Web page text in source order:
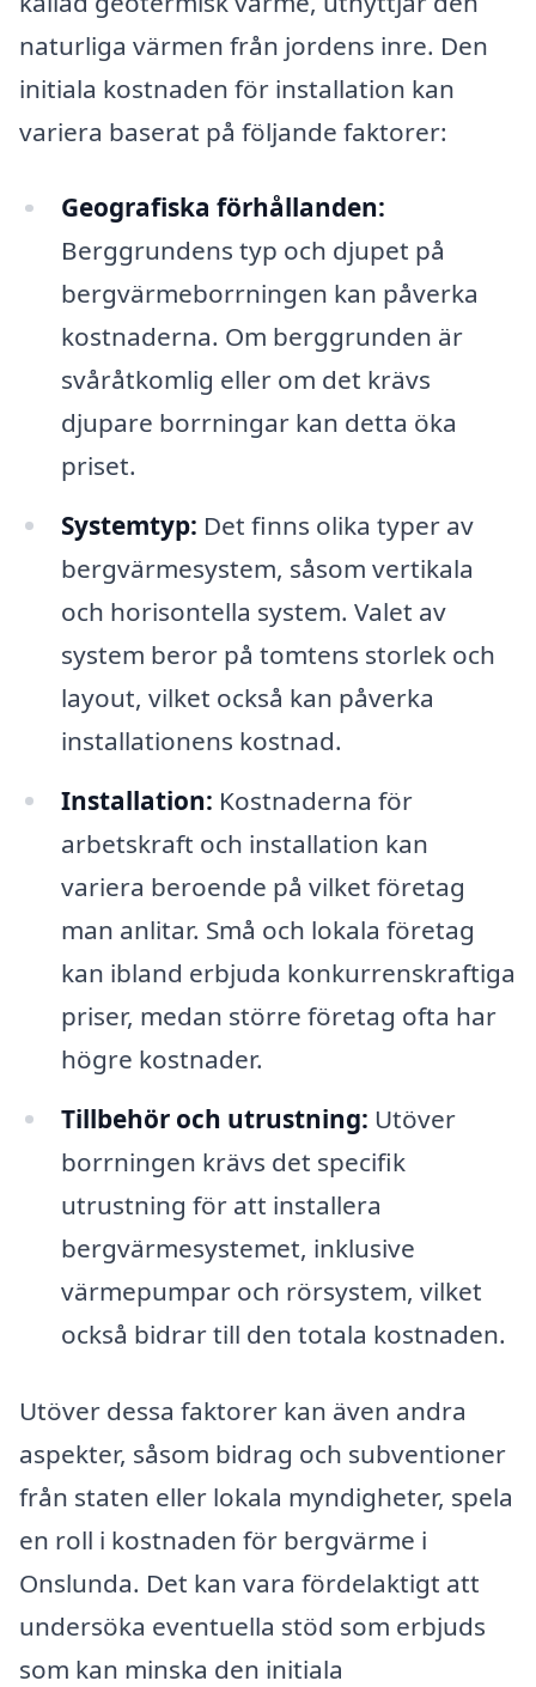
naturliga värmen från jordens inre. Den
initiala kostnaden för installation kan
variera baserat på följande faktorer:
Geografiska förhållanden:
Berggrundens typ och djupet på
bergvärmeborrningen kan påverka
kostnaderna. Om berggrunden är
svåråtkomlig eller om det krävs
djupare borrningar kan detta öka
priset.
Systemtyp: Det finns olika typer av
bergvärmesystem, såsom vertikala
och horisontella system. Valet av
system beror på tomtens storlek och
layout, vilket också kan påverka
installationens kostnad.
Installation: Kostnaderna för
arbetskraft och installation kan
variera beroende på vilket företag
man anlitar. Små och lokala företag
kan ibland erbjuda konkurrenskraftiga
priser, medan större företag ofta har
högre kostnader.
Tillbehör och utrustning: Utöver
borrningen krävs det specifik
utrustning för att installera
bergvärmesystemet, inklusive
värmepumpar och rörsystem, vilket
också bidrar till den totala kostnaden.
Utöver dessa faktorer kan även andra
aspekter, såsom bidrag och subventioner
från staten eller lokala myndigheter, spela
en roll i kostnaden för bergvärme i
Onslunda. Det kan vara fördelaktigt att
undersöka eventuella stöd som erbjuds
som kan minska den initiala